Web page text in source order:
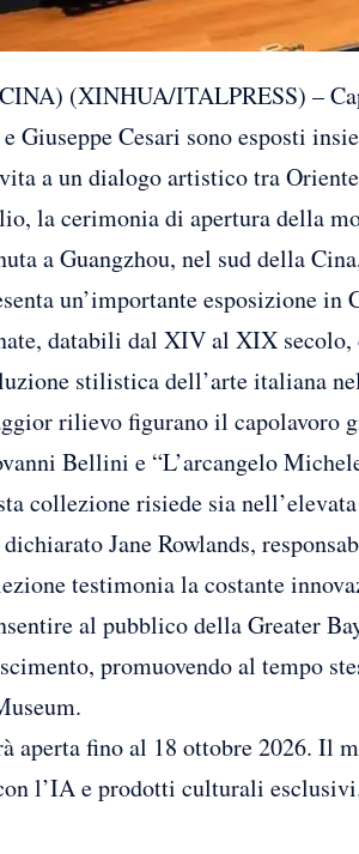
(XINHUA/ITALPRESS) –
Giuseppe Cesari sono esposti
a un dialogo artistico tra
la cerimonia di apertura della
a Guangzhou, nel sud della
un’importante esposizione
databili dal XIV al XIX
stilistica dell’arte italiana
rilievo figurano il capolavoro
Bellini e “L’arcangelo
collezione risiede sia
Jane Rowlands,
testimonia la costante
al pubblico della Greater
promuovendo al tempo
aperta fino al 18 ottobre 2026. Il
l’IA e prodotti culturali